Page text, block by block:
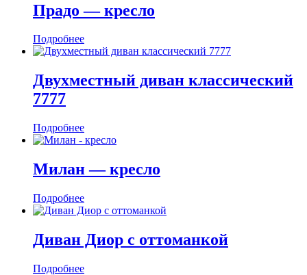
Прадо — кресло
Подробнее
Двухместный диван классический
7777
Подробнее
Милан — кресло
Подробнее
Диван Диор с оттоманкой
Подробнее